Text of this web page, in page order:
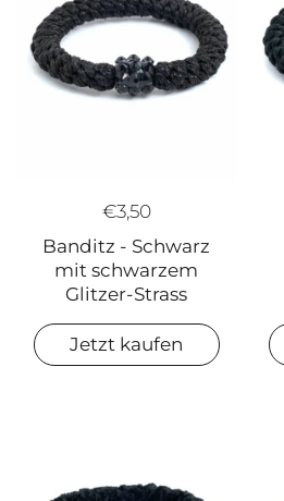
€3,50
Banditz - Schwarz
mit schwarzem
Glitzer-Strass
Jetzt kaufen